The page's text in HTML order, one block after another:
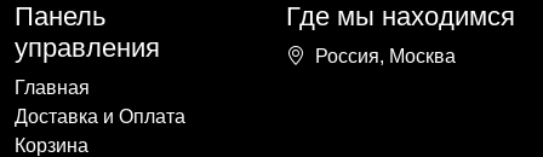
Панель
управления
Главная
Доставка и Оплата
Корзина
Где мы находимся
Россия, Москва